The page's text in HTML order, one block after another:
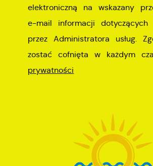
elektroniczną na wskazany
e-mail informacji dotyczących
przez Administratora usług.
zostać cofnięta w każdym
prywatności